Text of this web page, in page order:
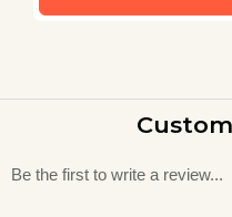
Be the first to write a review...